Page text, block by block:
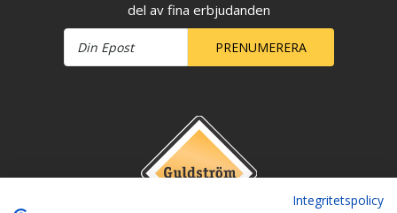
del av fina erbjudanden
PRENUMERERA
Integritetspolicy